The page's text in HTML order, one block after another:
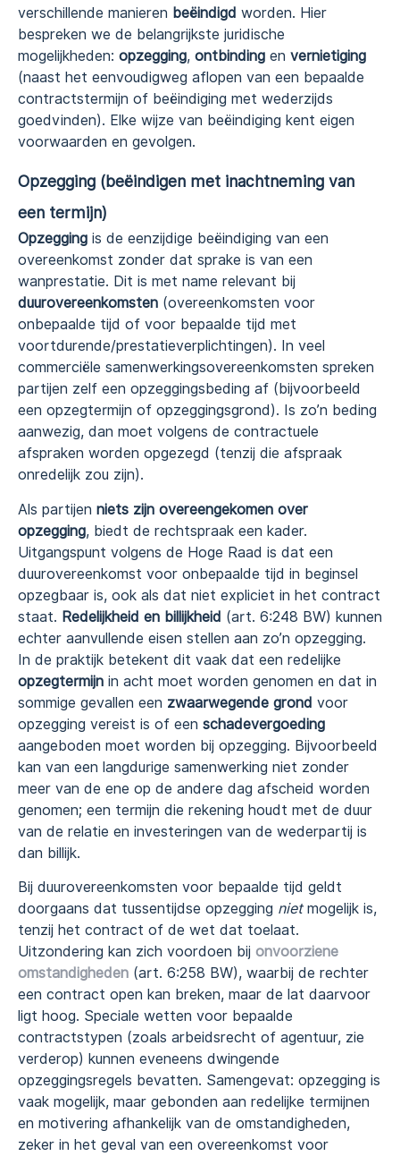
verschillende manieren beëindigd worden. Hier
bespreken we de belangrijkste juridische
mogelijkheden: opzegging, ontbinding en vernietiging
(naast het eenvoudigweg aflopen van een bepaalde
contractstermijn of beëindiging met wederzijds
goedvinden). Elke wijze van beëindiging kent eigen
voorwaarden en gevolgen.
Opzegging (beëindigen met inachtneming van
een termijn)
Opzegging is de eenzijdige beëindiging van een
overeenkomst zonder dat sprake is van een
wanprestatie. Dit is met name relevant bij
duurovereenkomsten (overeenkomsten voor
onbepaalde tijd of voor bepaalde tijd met
voortdurende/prestatieverplichtingen). In veel
commerciële samenwerkingsovereenkomsten spreken
partijen zelf een opzeggingsbeding af (bijvoorbeeld
een opzegtermijn of opzeggingsgrond). Is zo’n beding
aanwezig, dan moet volgens de contractuele
afspraken worden opgezegd (tenzij die afspraak
onredelijk zou zijn).
Als partijen niets zijn overeengekomen over
opzegging, biedt de rechtspraak een kader.
Uitgangspunt volgens de Hoge Raad is dat een
duurovereenkomst voor onbepaalde tijd in beginsel
opzegbaar is, ook als dat niet expliciet in het contract
staat. Redelijkheid en billijkheid (art. 6:248 BW) kunnen
echter aanvullende eisen stellen aan zo’n opzegging.
In de praktijk betekent dit vaak dat een redelijke
opzegtermijn in acht moet worden genomen en dat in
sommige gevallen een zwaarwegende grond voor
opzegging vereist is of een schadevergoeding
aangeboden moet worden bij opzegging. Bijvoorbeeld
kan van een langdurige samenwerking niet zonder
meer van de ene op de andere dag afscheid worden
genomen; een termijn die rekening houdt met de duur
van de relatie en investeringen van de wederpartij is
dan billijk.
Bij duurovereenkomsten voor bepaalde tijd geldt
doorgaans dat tussentijdse opzegging nietmogelijk is,
tenzij het contract of de wet dat toelaat.
Uitzondering kan zich voordoen bij onvoorziene
omstandigheden (art. 6:258 BW), waarbij de rechter
een contract open kan breken, maar de lat daarvoor
ligt hoog. Speciale wetten voor bepaalde
contractstypen (zoals arbeidsrecht of agentuur, zie
verderop) kunnen eveneens dwingende
opzeggingsregels bevatten. Samengevat: opzegging is
vaak mogelijk, maar gebonden aan redelijke termijnen
en motivering afhankelijk van de omstandigheden,
zeker in het geval van een overeenkomst voor